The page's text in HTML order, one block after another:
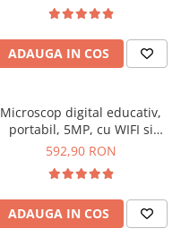
ADAUGA IN COS
Microscop digital educativ,
portabil, 5MP, cu WIFI si
magnificare 2000X
592,90 RON
ADAUGA IN COS